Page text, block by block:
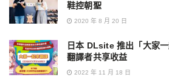
鞋控朝聖
2020 年 8 月 20 日
日本 DLsite 推出「大家
翻譯者共享收益
2022 年 11 月 18 日